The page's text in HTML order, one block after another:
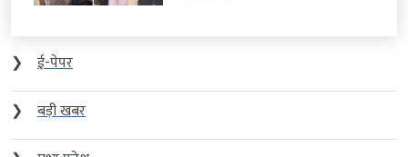
❯
ई-पेपर
❯
बड़ी खबर